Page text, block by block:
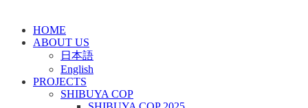
HOME
ABOUT US
日本語
English
PROJECTS
SHIBUYA COP